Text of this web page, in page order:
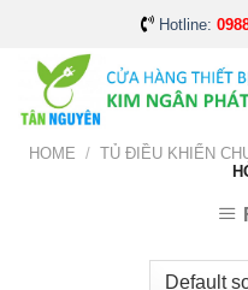
content
Hotline:
HOME / TỦ ĐIỀU KHIỂN